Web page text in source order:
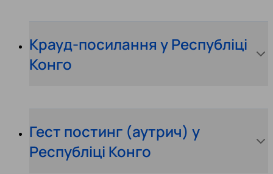
Крауд-посилання у Республіці
Конго
Гест постинг (аутрич) у
Республіці Конго